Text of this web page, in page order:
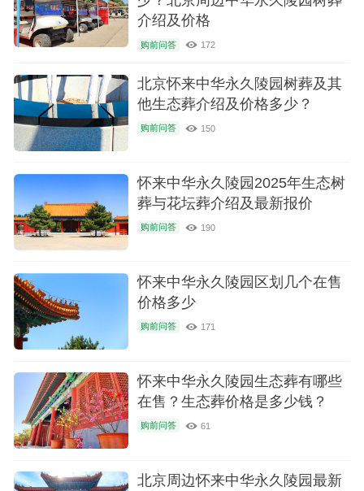
介绍及价格
购前问答 172
北京怀来中华永久陵园树葬及其
他生态葬介绍及价格多少？
购前问答 150
怀来中华永久陵园2025年生态树
葬与花坛葬介绍及最新报价
购前问答 190
怀来中华永久陵园区划几个在售
价格多少
购前问答 171
怀来中华永久陵园生态葬有哪些
在售？生态葬价格是多少钱？
购前问答 61
北京周边怀来中华永久陵园最新